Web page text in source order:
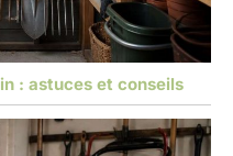
: astuces et conseils